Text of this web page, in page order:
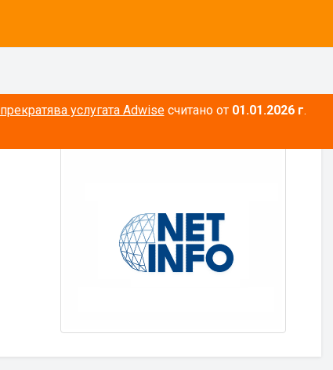
прекратява услугата Adwiseсчитано от 01.01.2026 г.